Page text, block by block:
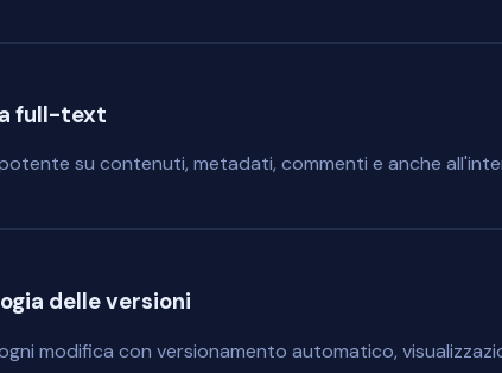
full-text
su contenuti, metadati, commenti e anche
delle versioni
modifica con versionamento automatico,